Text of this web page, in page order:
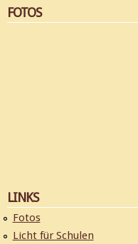
FOTOS
LINKS
Fotos
Licht für Schulen